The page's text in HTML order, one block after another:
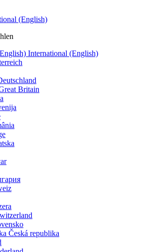
(English)
International (English)
Britain
Česká republika